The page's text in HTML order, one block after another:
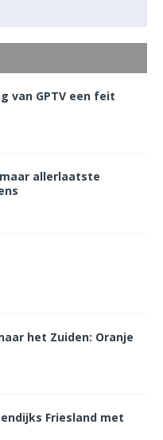
van GPTV een feit
allerlaatste
het Zuiden: Oranje
Friesland met